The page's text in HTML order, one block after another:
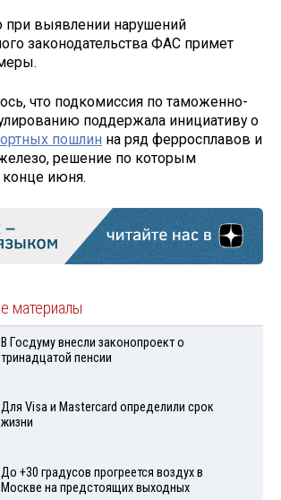
при выявлении нарушений
законодательства ФАС примет
что подкомиссия по таможенно-
поддержала инициативу о
пошлин на ряд ферросплавов и
решение по которым
июня.
материалы
В Госдуму внесли законопроект о
тринадцатой пенсии
Для Visа и Mastercard определили срок
жизни
До +30 градусов прогреется воздух в
Москве на предстоящих выходных